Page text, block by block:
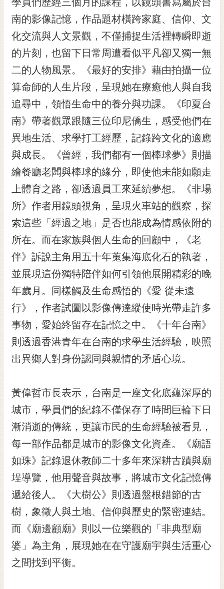
光
花
桐
花
祭
網
站
導
覽
訂
閱
RSS
訂
閱
電
子
報
市
民
信
箱
English
日
本
語
私
權
及
安
全
政
策
網
站
資
料
開
放
宣
告
南的影像記憶，作品題材橫跨家庭、信仰、文
化交流與人文景觀，不僅捕捉生活裡轉瞬即逝
的片刻，也留下日常周遭看似平凡卻又獨一無
二的人物風景。《最好的安排》藉由拍攝一位
算命師的人生片段，呈現她在療癒他人與自我
追尋中，領悟生命中的養分與功課。《印夏台
南》帶著觀眾跟隨三位印尼僑生，感受他們在
異地生活、求學打工經歷，記錄跨文化的適應
與成長。《曾經，我們都有一個棒球夢》則描
繪餐廳老闆與棒球的緣分，即使他未能如願走
上體育之路，卻透過員工來延續夢想。《非場
所》作者用鏡頭視角，呈現火車站的觀察，探
索這些「經過之地」是否也能成為情感依附的
所在。而在家族與個人生命的回顧中，《老
伴》訴說主角用五十年蒐集海底化石的執著，
並展現這份獨特陪伴如何引領他展開精彩的晚
年歲月。同樣觸及生命感悟的《愛 從未遠
行》，作者試圖以影像傳達縱使時光帶走許多
事物，愛始終留存在記憶之中。《十年台南》
則透過香港青年在台南的求學生活經驗，映照
出異鄉人對身份認同與親情的矛盾心境。
黃偉哲市長表示，台南是一座文化底蘊深厚的
城市，學員們的紀錄不僅保存了時間巨輪下日
漸消逝的傳統，更讓市民的生命經驗被看見，
每一部作品都是城市的影像文化資產。《廟語
如珠》記錄退休教師二十多年來深耕古蹟與廟
埕導覽，他用聲音與故事，將城市文化記憶傳
遞給後人。《大樹公》則透過盤根錯節的古
樹，象徵人與土地、信仰與歷史的緊密連結。
而《廟邊顧廟》則以一位樂觀的「非典型廟
婆」為主角，展現她在在守護廟宇與生活重心
之間找到平衡。